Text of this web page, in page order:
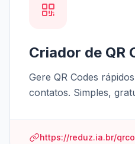
Criador de QR
Gere QR Codes
contatos. Simples,
https://reduz.ia.br/